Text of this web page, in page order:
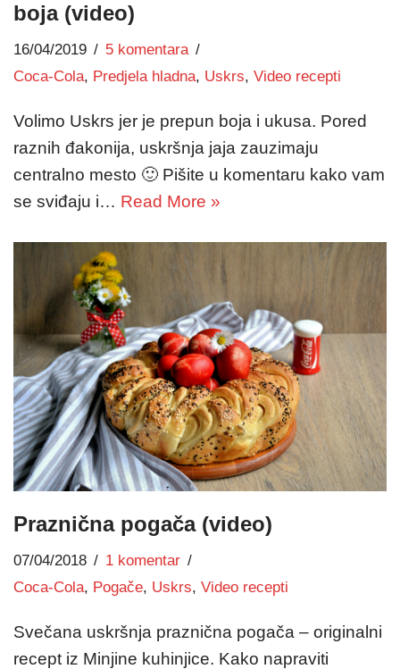
boja (video)
16/04/2019
5 komentara
Coca-Cola, Predjela hladna, Uskrs, Video recepti
Volimo Uskrs jer je prepun boja i ukusa. Pored
raznih đakonija, uskršnja jaja zauzimaju
centralno mesto 🙂 Pišite u komentaru kako vam
se sviđaju i… Read More »
Praznična pogača (video)
07/04/2018
1 komentar
Coca-Cola, Pogače, Uskrs, Video recepti
Svečana uskršnja praznična pogača – originalni
recept iz Minjine kuhinjice. Kako napraviti